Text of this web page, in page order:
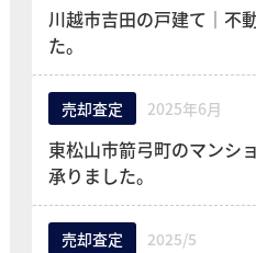
川越市吉田の戸建て｜不
た。
売却査定 2025年6月
東松山市箭弓町のマンシ
承りました。
売却査定 2025/5